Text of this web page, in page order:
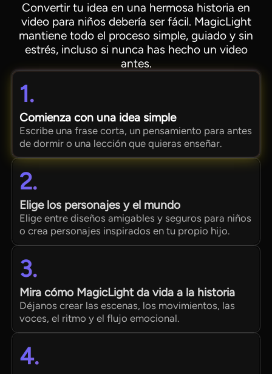
Convertir tu idea en una hermosa historia en
video para niños debería ser fácil. MagicLight
mantiene todo el proceso simple, guiado y sin
estrés, incluso si nunca has hecho un video
antes.
1.
Comienza con una idea simple
Escribe una frase corta, un pensamiento para antes
de dormir o una lección que quieras enseñar.
2.
Elige los personajes y el mundo
Elige entre diseños amigables y seguros para niños
o crea personajes inspirados en tu propio hijo.
3.
Mira cómo MagicLight da vida a la historia
Déjanos crear las escenas, los movimientos, las
voces, el ritmo y el flujo emocional.
4.